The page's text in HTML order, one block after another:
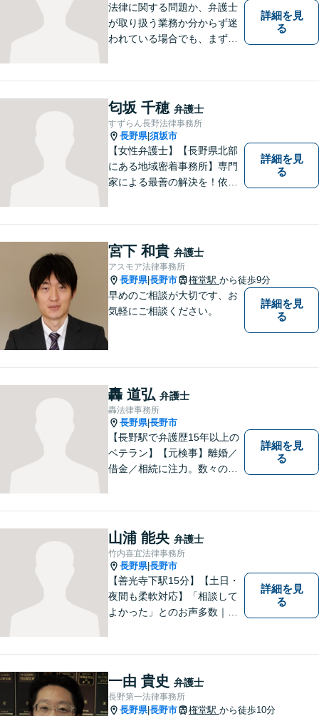
法律に関する問題か、弁護士
が取り扱う業務か分からず迷
われている場合でも、まずは
す。
詳細を見
る
匂坂 千穂 弁護士
すずらん長野法律事務所
長野県|須坂市
【女性弁護士】【長野県北部
にある地域密着事務所】専門
家による最善の解決を！依頼
スをご提供します。
詳細を見
る
宮下 和貴 弁護士
アスモア法律事務所
長野県|長野市 権堂駅 から徒歩9分
早めのご相談が大切です、お
気軽にご相談ください。
詳細を見
る
轟 道弘 弁護士
轟法律事務所
長野県|長野市
【長野駅で弁護歴15年以上の
ベテラン】【元検事】離婚／
借金／相続に注力。数々の実
様の権利を守ります。社会情
勢に合わせ、日々知見をアッ
プデートしながら事件に取り
組みます！【駐車場有】
詳細を見
る
山浦 能央 弁護士
竹内喜宜法律事務所
長野県|長野市
【善光寺下駅15分】【土日・
夜間も柔軟対応】「相談して
よかった」とのお声多数｜交
士が親身にサポートします。
どんな小さなお悩みでも、ま
ずはお気軽にご相談くださ
い。【完全個室で相談】
詳細を見
る
一由 貴史 弁護士
長野第一法律事務所
長野県|長野市 権堂駅 から徒歩10分